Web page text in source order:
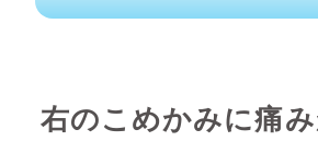
右のこめかみに痛